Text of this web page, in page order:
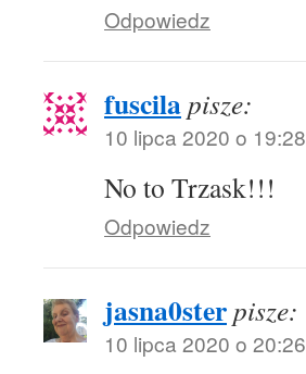
Odpowiedz
fuscilapisze:
10 lipca 2020 o 19:28
No to Trzask!!!
Odpowiedz
jasna0sterpisze:
10 lipca 2020 o 20:26